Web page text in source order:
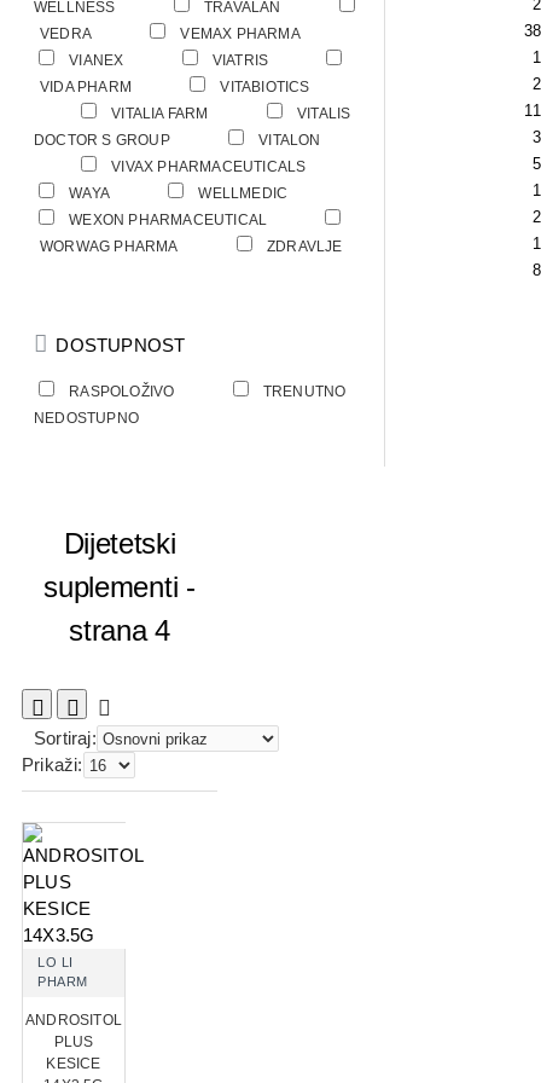
WELLNESS 3
TRAVALAN 2
VEDRA 3
VEMAX PHARMA 38
VIANEX 1
VIATRIS 1
VIDA PHARM 2
VITABIOTICS
18
VITALIA FARM 1
VITALIS
DOCTOR S GROUP
3
VITALON
2
VIVAX PHARMACEUTICALS 5
WAYA 4
WELLMEDIC 1
WEXON PHARMACEUTICAL 2
WORWAG PHARMA 1
ZDRAVLJE
8
DOSTUPNOST
RASPOLOŽIVO
TRENUTNO
NEDOSTUPNO
Dijetetski
suplementi -
strana 4
Sortiraj:
Prikaži:
LO LI
PHARM
ANDROSITOL
PLUS
KESICE